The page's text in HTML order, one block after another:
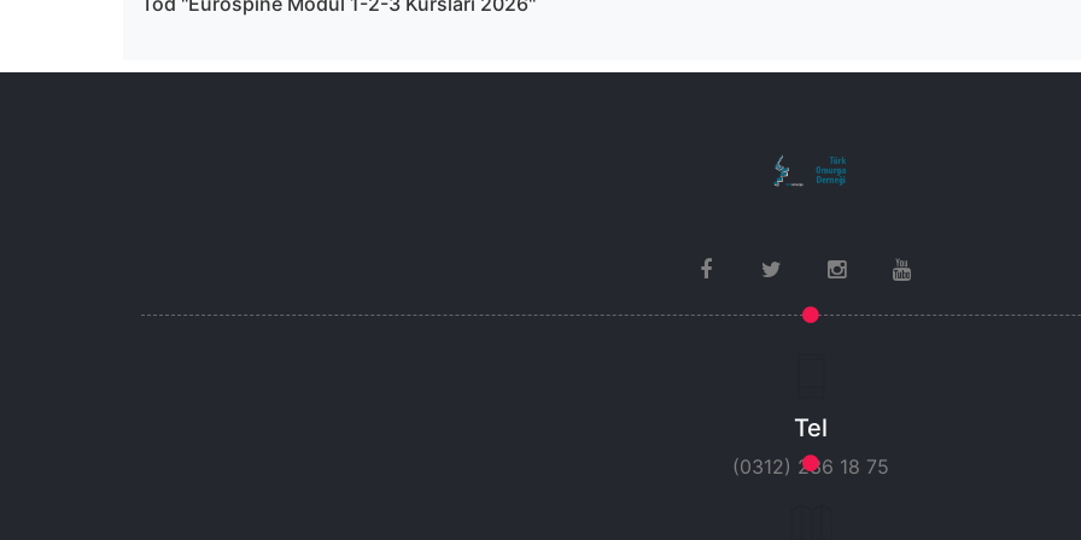
Tel
(0312) 236 18 75